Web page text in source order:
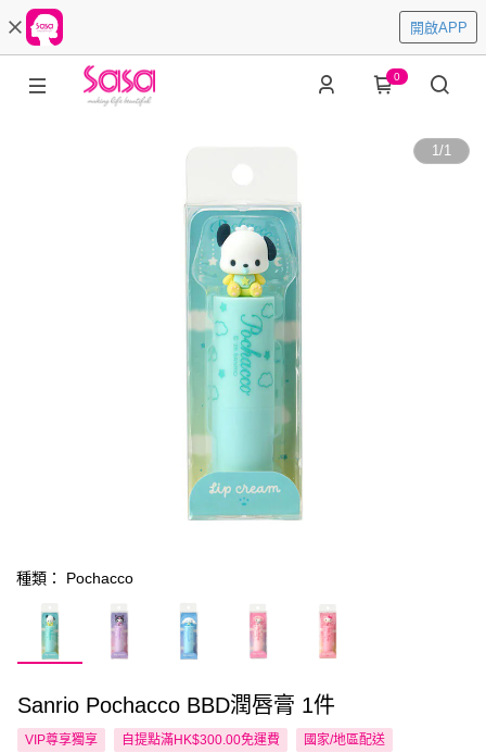
開啟APP
0
1/1
種類： Pochacco
Sanrio Pochacco BBD潤唇膏 1件
VIP尊享獨享 自提點滿HK$300.00免運費 國家/地區配送